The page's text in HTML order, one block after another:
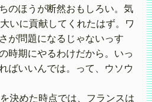
のほうが断然おもしろい。気
いに貢献してくれたはず。ワ
が問題になるじゃないっす
時期にやるわけだから。いっ
ばいいんでは。って、ウソウ
決めた時点では、フランスは